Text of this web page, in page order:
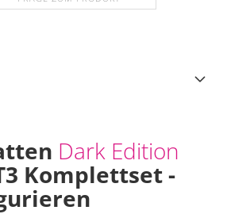
Dark Edition
Komplettset -